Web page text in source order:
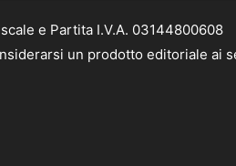
e Partita I.V.A. 03144800608
un prodotto editoriale ai